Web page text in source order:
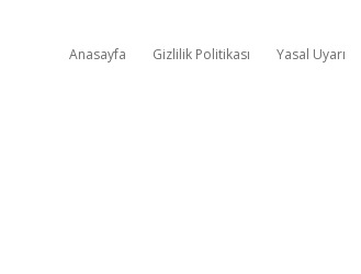
Anasayfa Gizlilik Politikası Yasal Uyarı